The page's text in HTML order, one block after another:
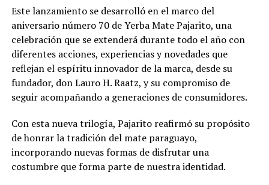
Este lanzamiento se desarrolló en el marco del
aniversario número 70 de Yerba Mate Pajarito, una
celebración que se extenderá durante todo el año con
diferentes acciones, experiencias y novedades que
reflejan el espíritu innovador de la marca, desde su
fundador, don Lauro H. Raatz, y su compromiso de
seguir acompañando a generaciones de consumidores.
Con esta nueva trilogía, Pajarito reafirmó su propósito
de honrar la tradición del mate paraguayo,
incorporando nuevas formas de disfrutar una
costumbre que forma parte de nuestra identidad.